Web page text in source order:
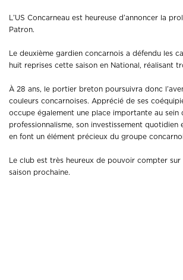
L’US Concarneau est heureuse d’annoncer la
Patron.
Le deuxième gardien concarnois a défendu les
huit reprises cette saison en National, réalisant
À 28 ans, le portier breton poursuivra donc
couleurs concarnoises. Apprécié de ses
occupe également une place importante au sein
professionnalisme, son investissement quotidien
en font un élément précieux du groupe
Le club est très heureux de pouvoir compter sur
saison prochaine.